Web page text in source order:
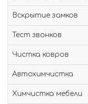
Вскрытие замков
Тест звонков
Чистка ковров
Автохимчистка
Химчистка мебели